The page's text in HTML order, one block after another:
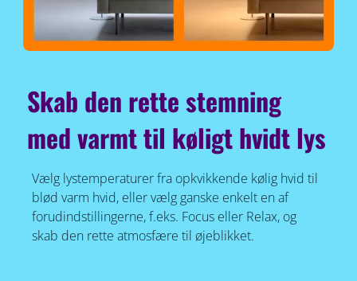
Skab den rette stemning
med varmt til køligt hvidt lys
Vælg lystemperaturer fra opkvikkende kølig hvid til
blød varm hvid, eller vælg ganske enkelt en af
forudindstillingerne, f.eks. Focus eller Relax, og
skab den rette atmosfære til øjeblikket.